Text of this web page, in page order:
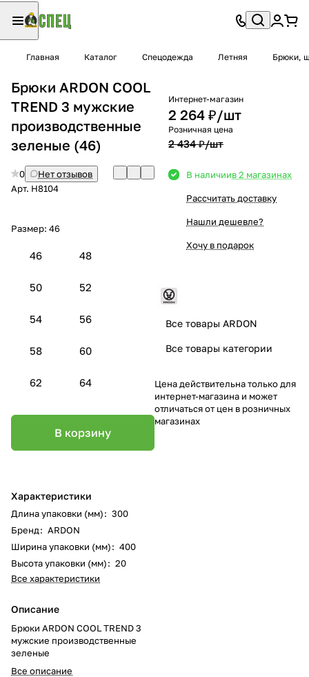
Главная Каталог Спецодежда Летняя Брюки,
Брюки ARDON COOL
TREND 3 мужские
производственные
зеленые (46)
0
Нет отзывов
Арт. H8104
Размер: 46
46 48
50 52
54 56
58 60
62 64
В корзину
Характеристики
Длина упаковки (мм): 300
Бренд: ARDON
Ширина упаковки (мм): 400
Высота упаковки (мм): 20
Все характеристики
Описание
Брюки ARDON COOL TREND 3
мужские производственные
зеленые
Все описание
Интернет-магазин
2 264 ₽/шт
Розничная цена
2 434 ₽/шт
В наличиив 2 магазинах
Рассчитать доставку
Нашли дешевле?
Хочу в подарок
Все товары ARDON
Все товары категории
Цена действительна только для
интернет-магазина и может
отличаться от цен в розничных
магазинах